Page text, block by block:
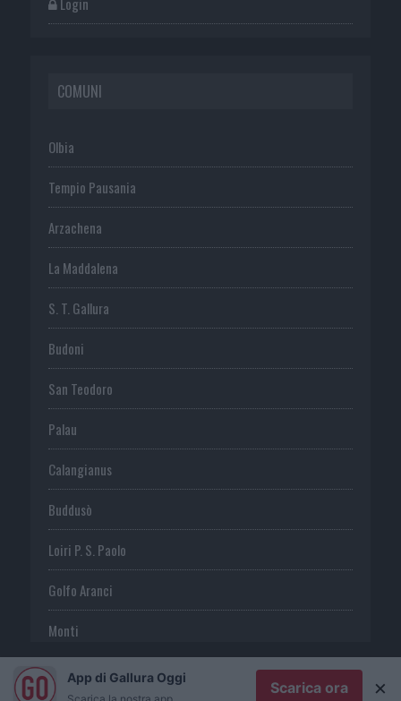
COMUNI
Olbia
Tempio Pausania
Arzachena
La Maddalena
S. T. Gallura
Budoni
San Teodoro
Palau
Calangianus
Buddusò
Loiri P. S. Paolo
Golfo Aranci
Monti
TeltiApp di Gallura Oggi
Scarica ora ×